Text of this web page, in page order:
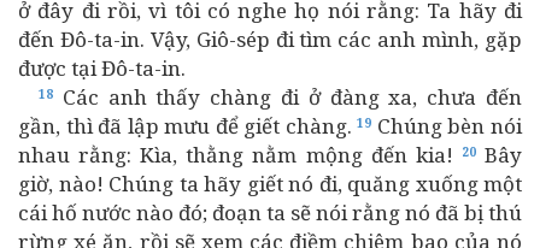
ở đây đi rồi, vì tôi có nghe họ nói rằng: Ta hãy đi
đến Đô-ta-in. Vậy, Giô-sép đi tìm các anh mình, gặp
được tại Đô-ta-in.
18
Các anh thấy chàng đi ở đàng xa, chưa đến
gần, thì đã lập mưu để giết chàng.19 Chúng bèn nói
nhau rằng: Kìa, thằng nằm mộng đến kia!
20Bây
giờ, nào! Chúng ta hãy giết nó đi, quăng xuống một
cái hố nước nào đó; đoạn ta sẽ nói rằng nó đã bị thú
rừng xé ăn, rồi sẽ xem các điềm chiêm bao của nó